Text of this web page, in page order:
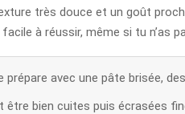
très douce et un goût
à réussir, même si tu n’as
avec une pâte brisée,
bien cuites puis écrasées